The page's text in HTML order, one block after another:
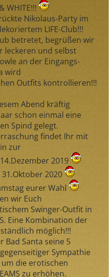
WHITE!!!
Nikolaus-Party im
LIFE-Club!!!
betretet, begrüßen wir
leckeren und selbst
an der Eingangs-
wird
Outfits kontrollieren!!!
Abend kräftig
schon einmal eine
Spind gelegt.
findet Ihr mit
zur
14.Dezember 2019
31.Oktober 2020
eurer Wahl
wir Euch
Swinger-Outfit in
. Eine Kombination der
möglich!!!
Bad Santa seine 5
Sympathie
die erotischen
zu erhöhen.